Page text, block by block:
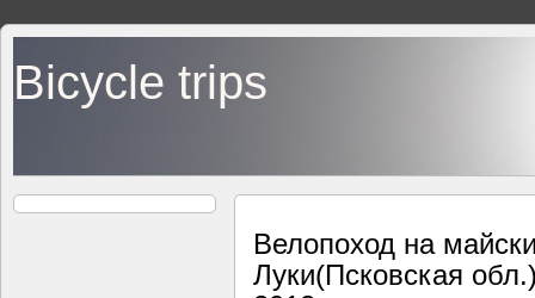
Bicycle trips
Велопоход на
Луки(Псковская